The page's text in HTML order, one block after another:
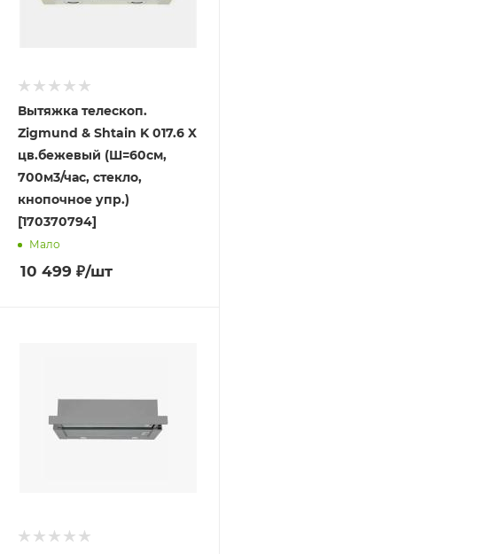
Вытяжка телескоп.
Zigmund & Shtain K 017.6 X
цв.бежевый (Ш=60см,
700м3/час, стекло,
кнопочное упр.)
[170370794]
Мало
10 499 ₽/шт